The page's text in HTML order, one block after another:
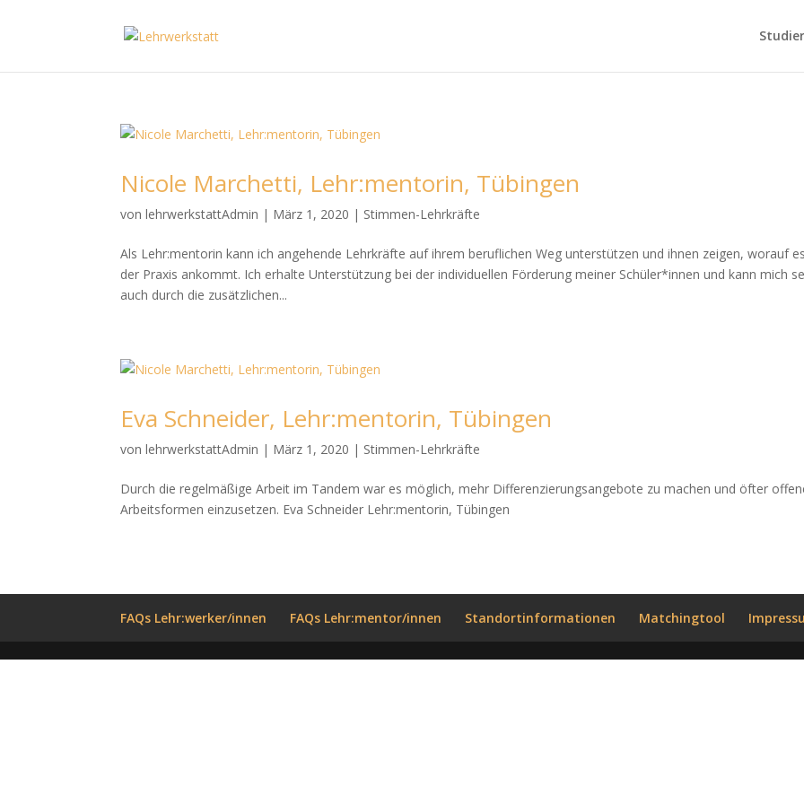
Nicole Marchetti, Lehr:mentorin, Tübingen
vonlehrwerkstattAdmin | März 1, 2020 | Stimmen-Lehrkräfte
Als Lehr:mentorin kann ich angehende Lehrkräfte auf ihrem beruflichen Weg unterstützen und ihnen zeigen, worauf
der Praxis ankommt. Ich erhalte Unterstützung bei der individuellen Förderung meiner Schüler*innen und kann mich
auch durch die zusätzlichen...
Eva Schneider, Lehr:mentorin, Tübingen
vonlehrwerkstattAdmin | März 1, 2020 | Stimmen-Lehrkräfte
Durch die regelmäßige Arbeit im Tandem war es möglich, mehr Differenzierungsangebote zu machen und öfter
Arbeitsformen einzusetzen. Eva Schneider Lehr:mentorin, Tübingen
FAQs Lehr:werker/innen FAQs Lehr:mentor/innen Standortinformationen Matchingtool